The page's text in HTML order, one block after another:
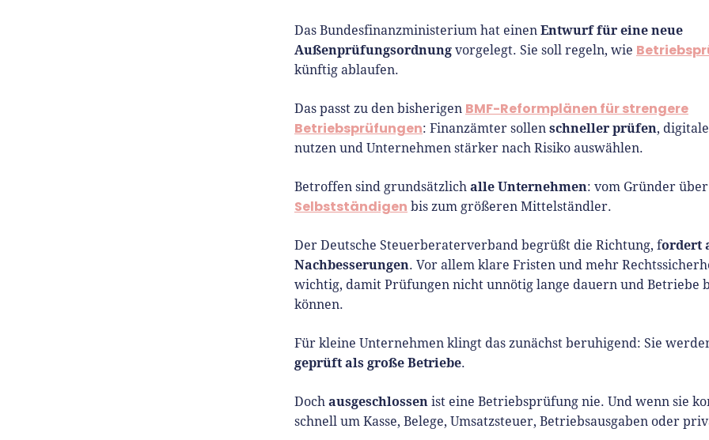
Das Bundesfinanzministerium hat einen Entwurf für eine neue
Außenprüfungsordnungvorgelegt. Sie soll regeln, wie
künftig ablaufen.
Das passt zu den bisherigen BMF-Reformplänen für strengere
Betriebsprüfungen: Finanzämter sollen schneller prüfen,
nutzen und Unternehmen stärker nach Risiko auswählen.
Betroffen sind grundsätzlich alle Unternehmen: vom Gründer
Selbstständigen bis zum größeren Mittelständler.
Der Deutsche Steuerberaterverband begrüßt die Richtung, fordert
Nachbesserungen. Vor allem klare Fristen und mehr
wichtig, damit Prüfungen nicht unnötig lange dauern und Betriebe
können.
Für kleine Unternehmen klingt das zunächst beruhigend: Sie
geprüft als große Betriebe.
Doch ausgeschlossenist eine Betriebsprüfung nie. Und wenn sie
schnell um Kasse, Belege, Umsatzsteuer, Betriebsausgaben oder